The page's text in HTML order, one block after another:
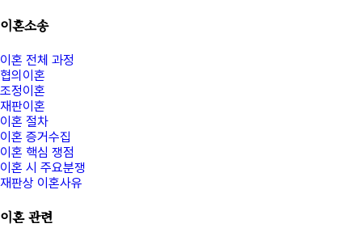
이혼소송
이혼 전체 과정
협의이혼
조정이혼
재판이혼
이혼 절차
이혼 증거수집
이혼 핵심 쟁점
이혼 시 주요분쟁
재판상 이혼사유
이혼 관련